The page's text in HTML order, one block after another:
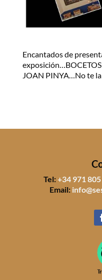
Encantados de
JOAN PINYA…No te
Tel:+34 971
Email: